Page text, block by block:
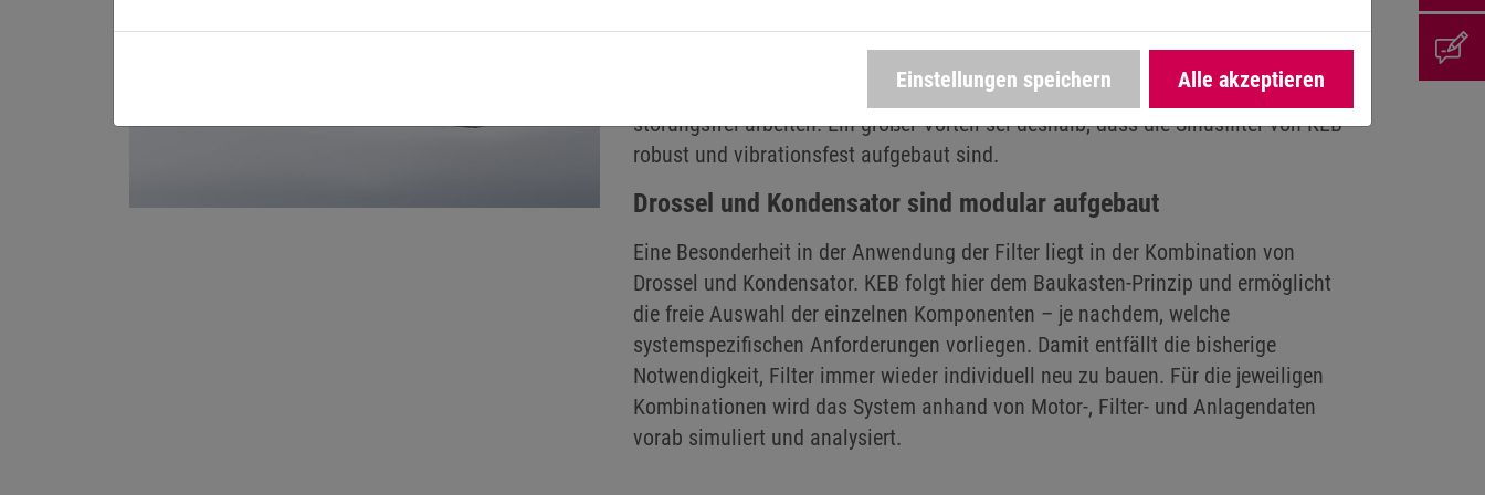
Kernmaterial konzipiert worden und weisen einen hohen Wirkungsgrad von η>99%
Speed-Filter“, ergänzt er. Es sei wichtig, dass Maschinen zuverlässig und
störungsfrei arbeiten. Ein großer Vorteil sei deshalb, dass die Sinusfilter von KEB
robust und vibrationsfest aufgebaut sind.
Drossel und Kondensator sind modular aufgebaut
Eine Besonderheit in der Anwendung der Filter liegt in der Kombination von
Drossel und Kondensator. KEB folgt hier dem Baukasten-Prinzip und ermöglicht
die freie Auswahl der einzelnen Komponenten – je nachdem, welche
systemspezifischen Anforderungen vorliegen. Damit entfällt die bisherige
Notwendigkeit, Filter immer wieder individuell neu zu bauen. Für die jeweiligen
Kombinationen wird das System anhand von Motor-, Filter- und Anlagendaten
vorab simuliert und analysiert.
Einstellungen speichern Alle akzeptieren